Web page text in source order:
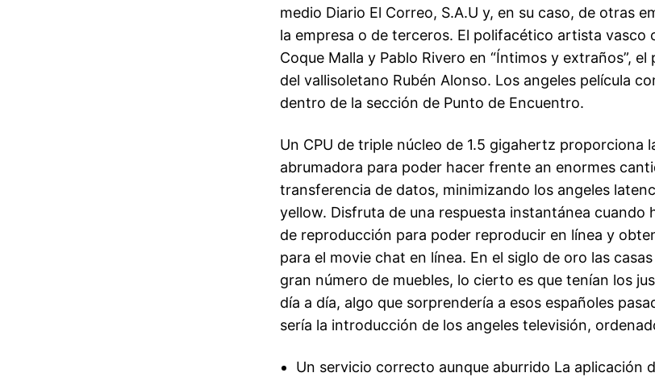
medio Diario El Correo, S.A.U y, en su caso, de otras
la empresa o de terceros. El polifacético artista vasco
Coque Malla y Pablo Rivero en “Íntimos y extraños”,
del vallisoletano Rubén Alonso. Los angeles película
dentro de la sección de Punto de Encuentro.
Un CPU de triple núcleo de 1.5 gigahertz proporciona
abrumadora para poder hacer frente an enormes
transferencia de datos, minimizando los angeles
yellow. Disfruta de una respuesta instantánea cuando
de reproducción para poder reproducir en línea y
para el movie chat en línea. En el siglo de oro las
gran número de muebles, lo cierto es que tenían los
día a día, algo que sorprendería a esos españoles
sería la introducción de los angeles televisión,
Un servicio correcto aunque aburrido La aplicación